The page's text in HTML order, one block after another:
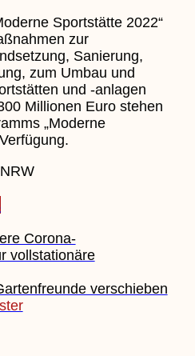
Sportstätte 2022“
zur
Sanierung,
zum Umbau und
und -anlagen
Millionen Euro stehen
„Moderne
Corona-
vollstationäre
verschieben